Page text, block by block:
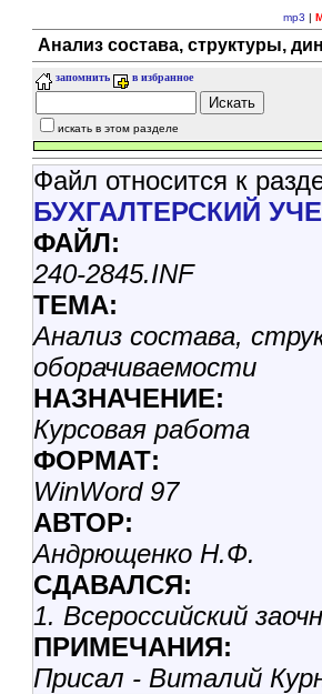
mp3 |
Анализ состава, структуры,
запомнить в избранное
искать в этом разделе
Файл относится к
БУХГАЛТЕРСКИЙ
ФАЙЛ:
240-2845.INF
ТЕМА:
Анализ состава,
оборачиваемости
НАЗHАЧЕНИЕ:
Курсовая работа
ФОРМАТ:
WinWord 97
АВТОР:
Андрющенко Н.Ф.
СДАВАЛСЯ:
1. Всероссийский
ПРИМЕЧАНИЯ:
Присал - Виталий